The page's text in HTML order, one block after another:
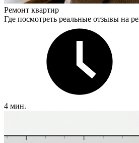
Ремонт квартир
Где посмотреть реальные отзывы на
4 мин.